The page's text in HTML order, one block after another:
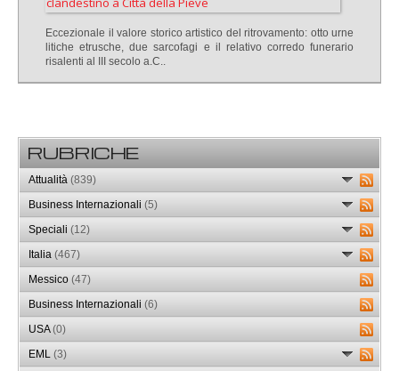
Eccezionale il valore storico artistico del ritrovamento: otto urne
litiche etrusche, due sarcofagi e il relativo corredo funerario
risalenti al III secolo a.C..
RUBRICHE
Attualità (839)
Business Internazionali (5)
Speciali (12)
Italia (467)
Messico (47)
Business Internazionali (6)
USA(0)
EML (3)